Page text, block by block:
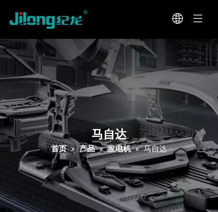
马自达
首页 » 产品 » 发电机 » 马自达